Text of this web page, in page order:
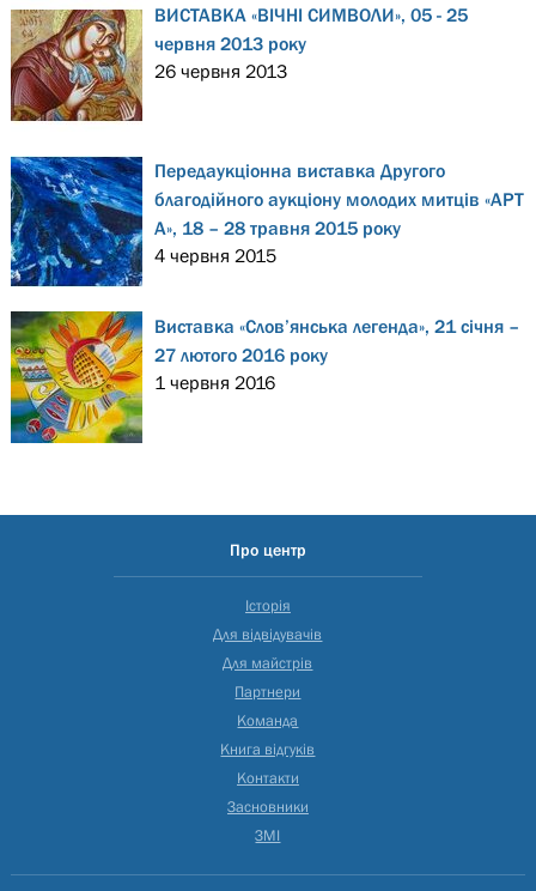
ВИСТАВКА «ВІЧНІ СИМВОЛИ», 05 - 25
червня 2013 року
26 червня 2013
Передаукціонна виставка Другого
благодійного аукціону молодих митців «АРТ
А», 18 – 28 травня 2015 року
4 червня 2015
Виставка «Слов’янська легенда», 21 січня –
27 лютого 2016 року
1 червня 2016
Про центр
Історія
Для відвідувачів
Для майстрів
Партнери
Команда
Книга відгуків
Контакти
Засновники
ЗМІ